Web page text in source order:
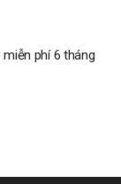
phí 6 tháng